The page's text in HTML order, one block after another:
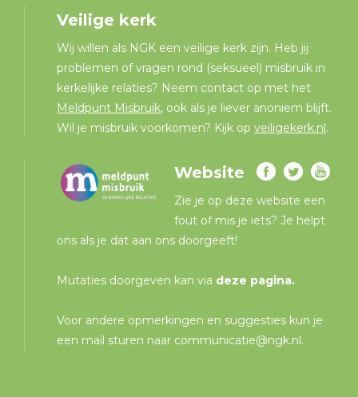
Veilige kerk
Wij willen als NGK een veilige kerk zijn. Heb jij
problemen of vragen rond (seksueel) misbruik in
kerkelijke relaties? Neem contact op met het
Meldpunt Misbruik, ook als je liever anoniem blijft.
Wil je misbruik voorkomen? Kijk opveiligekerk.nl.
Website
Zie je op deze website een
fout of mis je iets? Je helpt
ons als je dat aan ons doorgeeft!
Mutaties doorgeven kan via deze pagina.
Voor andere opmerkingen en suggesties kun je
een mail sturen naar communicatie@ngk.nl.